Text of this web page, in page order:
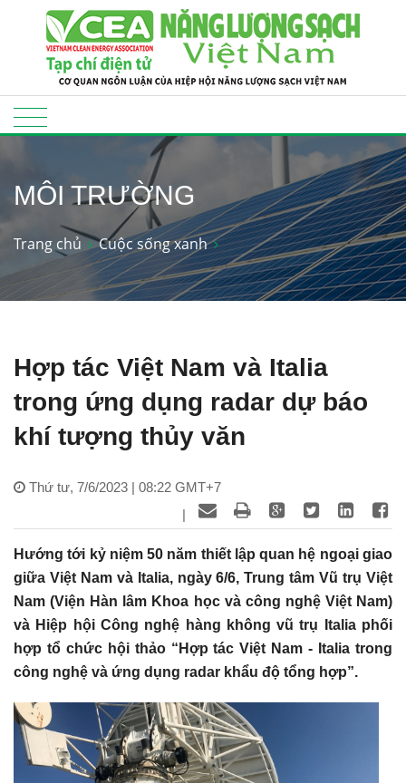
MÔI TRƯỜNG
Trang chủ Cuộc sống xanh
Hợp tác Việt Nam và Italia
trong ứng dụng radar dự báo
khí tượng thủy văn
Thứ tư, 7/6/2023 | 08:22 GMT+7
|
Hướng tới kỷ niệm 50 năm thiết lập quan hệ ngoại giao
giữa Việt Nam và Italia, ngày 6/6, Trung tâm Vũ trụ Việt
Nam (Viện Hàn lâm Khoa học và công nghệ Việt Nam)
và Hiệp hội Công nghệ hàng không vũ trụ Italia phối
hợp tổ chức hội thảo “Hợp tác Việt Nam - Italia trong
công nghệ và ứng dụng radar khẩu độ tổng hợp”.